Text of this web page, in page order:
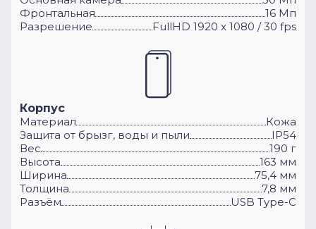
Фронтальная
16 Мп
Разрешение
FullHD 1920 x 1080 / 30 fps
Корпус
Материал
Кожа
Защита от брызг, воды и пыли
IP54
Вес
190 г
Высота
163 мм
Ширина
75,4 мм
Толщина
7,8 мм
Разъём
USB Type-C